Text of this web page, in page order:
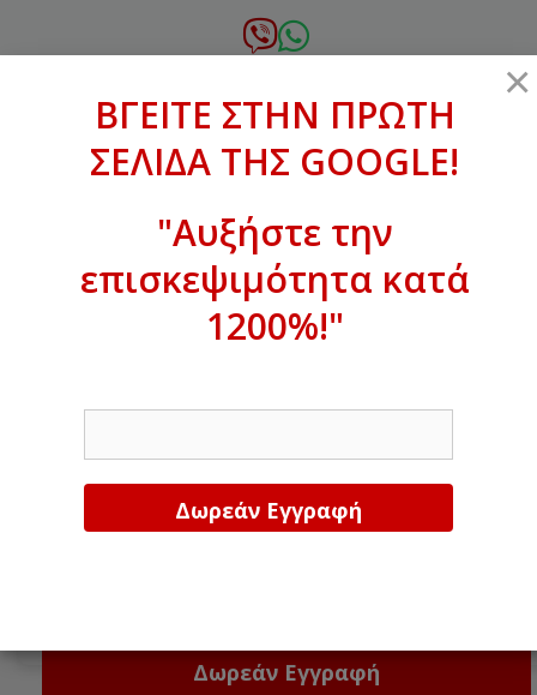
σε
xanthogenous@gmail.com
ΒΓΕΙΤΕ ΣΤΗΝ ΠΡΩΤΗ ΣΕΛΙΔΑ ΤΗΣ
GOOGLE!
×
ΒΓΕΙΤΕ ΣΤΗΝ ΠΡΩΤΗ
ΣΕΛΙΔΑ ΤΗΣ GOOGLE!
"Αυξήστε την
επισκεψιμότητα κατά
1200%!"